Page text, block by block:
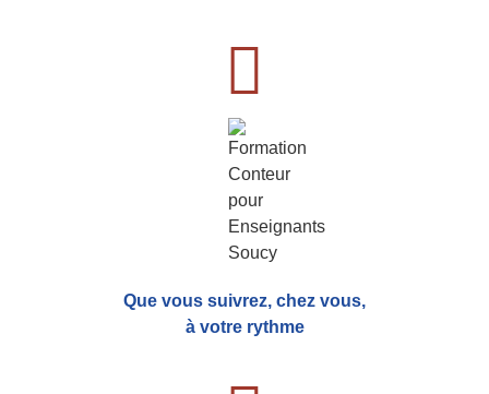
Que vous suivrez, chez vous,
à votre rythme